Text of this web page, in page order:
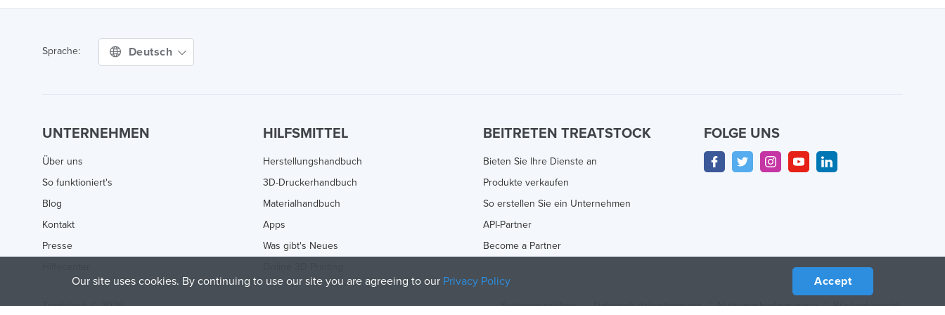
Sprache: Deutsch
UNTERNEHMEN
Über uns
So funktioniert's
Blog
Kontakt
Presse
HILFSMITTEL
Herstellungshandbuch
3D-Druckerhandbuch
Materialhandbuch
Apps
Was gibt's Neues
BEITRETEN TREATSTOCK
Bieten Sie Ihre Dienste an
Produkte verkaufen
So erstellen Sie ein Unternehmen
API-Partner
Become a Partner
FOLGE UNS
Treatstock © 2026 Seitenverzeichnis / Datenschutzbestimmung / Nutzungsbedingungen / Rückgaberecht
Our site uses cookies. By continuing to use our site you are agreeing to our Privacy Policy Accept